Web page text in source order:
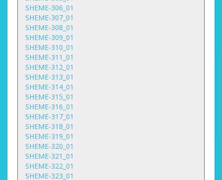
SHEME-306_01
SHEME-307_01
SHEME-308_01
SHEME-309_01
SHEME-310_01
SHEME-311_01
SHEME-312_01
SHEME-313_01
SHEME-314_01
SHEME-315_01
SHEME-316_01
SHEME-317_01
SHEME-318_01
SHEME-319_01
SHEME-320_01
SHEME-321_01
SHEME-322_01
SHEME-323_01